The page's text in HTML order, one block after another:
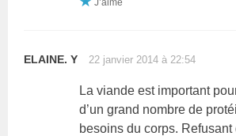
J’aime
ELAINE. Y 22 janvier 2014 à 22:54
La viande est important
d’un grand nombre de
besoins du corps.